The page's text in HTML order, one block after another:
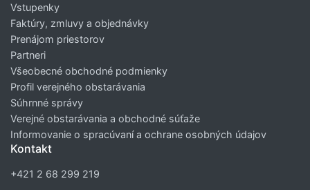
Vstupenky
Faktúry, zmluvy a objednávky
Prenájom priestorov
Partneri
Všeobecné obchodné podmienky
Profil verejného obstarávania
Súhrnné správy
Verejné obstarávania a obchodné súťaže
Informovanie o spracúvaní a ochrane osobných údajov
Kontakt
+421 2 68 299 219